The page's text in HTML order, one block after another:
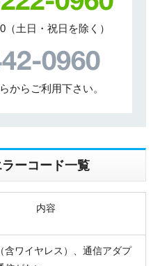
土日・祝日を除く）
からご利用下さい。
ーコード一覧
内容
含ワイヤレス）、通信アダプ